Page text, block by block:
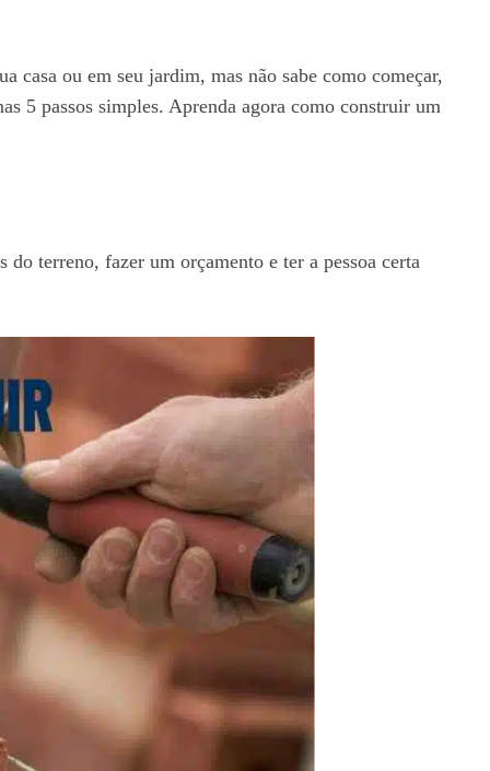
ou em seu jardim, mas não sabe como começar,
5 passos simples. Aprenda agora como construir um
terreno, fazer um orçamento e ter a pessoa certa